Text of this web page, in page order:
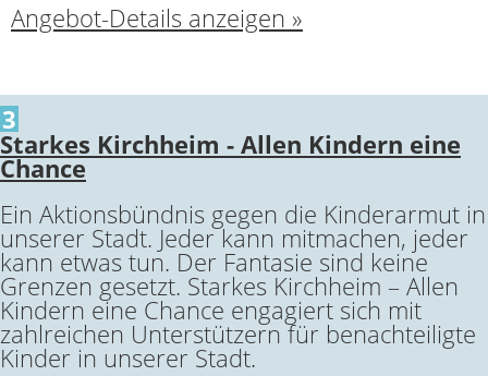
Angebot-Details anzeigen »
3
Starkes Kirchheim - Allen Kindern eine
Chance
Ein Aktionsbündnis gegen die Kinderarmut in
unserer Stadt. Jeder kann mitmachen, jeder
kann etwas tun. Der Fantasie sind keine
Grenzen gesetzt. Starkes Kirchheim – Allen
Kindern eine Chance engagiert sich mit
zahlreichen Unterstützern für benachteiligte
Kinder in unserer Stadt.